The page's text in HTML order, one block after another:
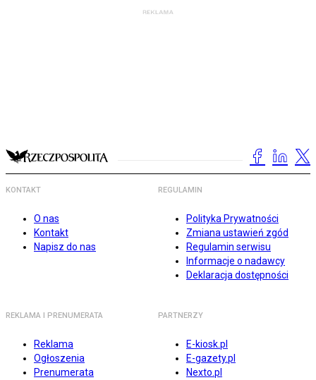
KONTAKT
O nas
Kontakt
Napisz do nas
REGULAMIN
Polityka Prywatności
Zmiana ustawień zgód
Regulamin serwisu
Informacje o nadawcy
Deklaracja dostępności
REKLAMA I PRENUMERATA
Reklama
Ogłoszenia
Prenumerata
PARTNERZY
E-kiosk.pl
E-gazety.pl
Nexto.pl